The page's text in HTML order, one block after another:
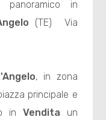
panoramico in
(TE)  Via
, in zona
principale e
in Vendita un